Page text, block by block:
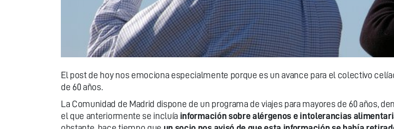
El post de hoy nos emociona especialmente porque es un avance para el colectivo
de 60 años.
La Comunidad de Madrid dispone de un programa de viajes para mayores de 60 años,
el que anteriormente se incluía información sobre alérgenos e intolerancias